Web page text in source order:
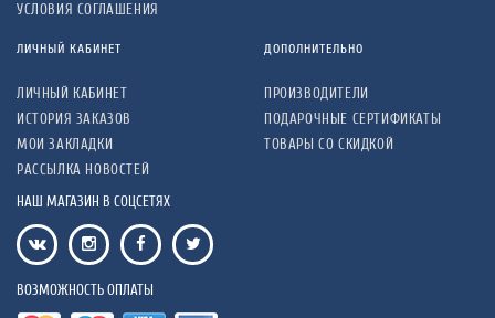
УСЛОВИЯ СОГЛАШЕНИЯ
ЛИЧНЫЙ КАБИНЕТ
ЛИЧНЫЙ КАБИНЕТ
ИСТОРИЯ ЗАКАЗОВ
МОИ ЗАКЛАДКИ
РАССЫЛКА НОВОСТЕЙ
ДОПОЛНИТЕЛЬНО
ПРОИЗВОДИТЕЛИ
ПОДАРОЧНЫЕ СЕРТИФИКАТЫ
ТОВАРЫ СО СКИДКОЙ
НАШ МАГАЗИН В СОЦСЕТЯХ
ВОЗМОЖНОСТЬ ОПЛАТЫ